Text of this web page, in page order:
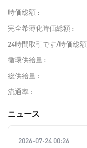
時価総額
完全希薄化時価総額
24時間取引です/時価総額
循環供給量
総供給量
流通率
​​ニュース​​
2026-07-24 00:26